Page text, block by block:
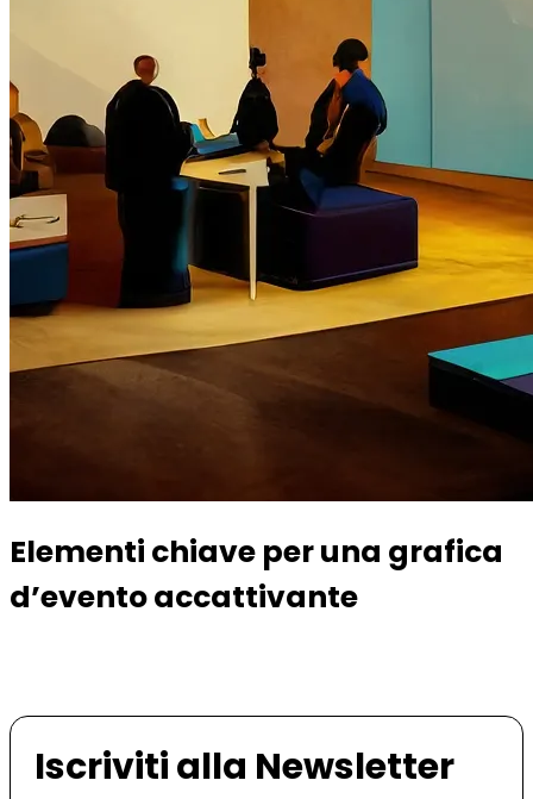
Elementi chiave per una grafica
d’evento accattivante
Iscriviti alla Newsletter